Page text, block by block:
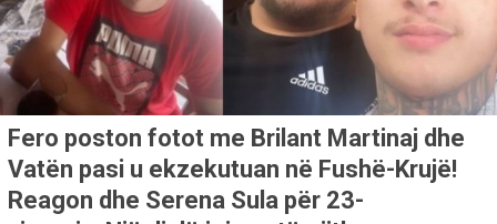
Fero poston fotot me Brilant Martinaj dhe
Vatën pasi u ekzekutuan në Fushë-Krujë!
Reagon dhe Serena Sula për 23-